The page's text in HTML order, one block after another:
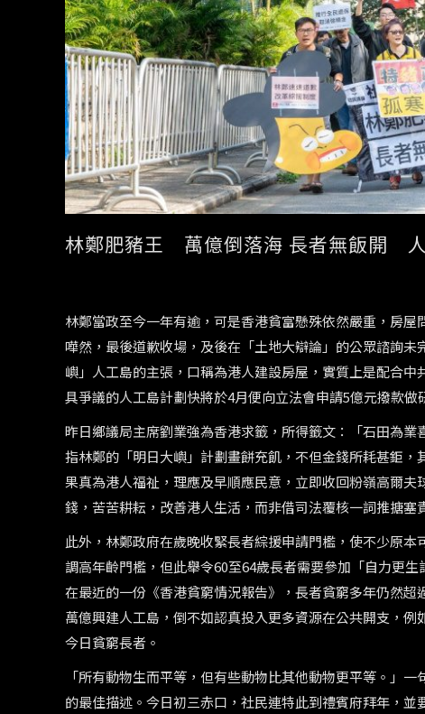
林鄭肥豬王 萬億倒落海 長者無飯開
林鄭當政至今一年有逾，可是香港貧富懸殊依然嚴重，房
嘩然，最後道歉收場，及後在「土地大辯論」的公眾諮詢
嶼」人工島的主張，口稱為港人建設房屋，實質上是配合
具爭議的人工島計劃快將於4月便向立法會申請5億元撥款做
昨日鄉議局主席劉業強為香港求籤，所得籤文：「石田為
指林鄭的「明日大嶼」計劃畫餅充飢，不但金錢所耗甚鉅
果真為港人福祉，理應及早順應民意，立即收回粉嶺高爾
錢，苦苦耕耘，改善港人生活，而非借司法覆核一詞推搪塞
此外，林鄭政府在歲晚收緊長者綜援申請門檻，使不少原
調高年齡門檻，但此舉令60至64歲長者需要參加「自力更
在最近的一份《香港貧窮情況報告》，長者貧窮多年仍然
萬億興建人工島，倒不如認真投入更多資源在公共開支，
今日貧窮長者。
「所有動物生而平等，但有些動物比其他動物更平等。」
的最佳描述。今日初三赤口，社民連特此到禮賓府拜年，並